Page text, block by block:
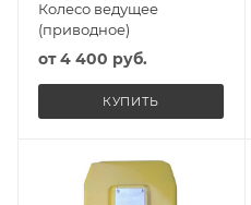
Колесо ведущее
(приводное)
от4 400 руб.
КУПИТЬ